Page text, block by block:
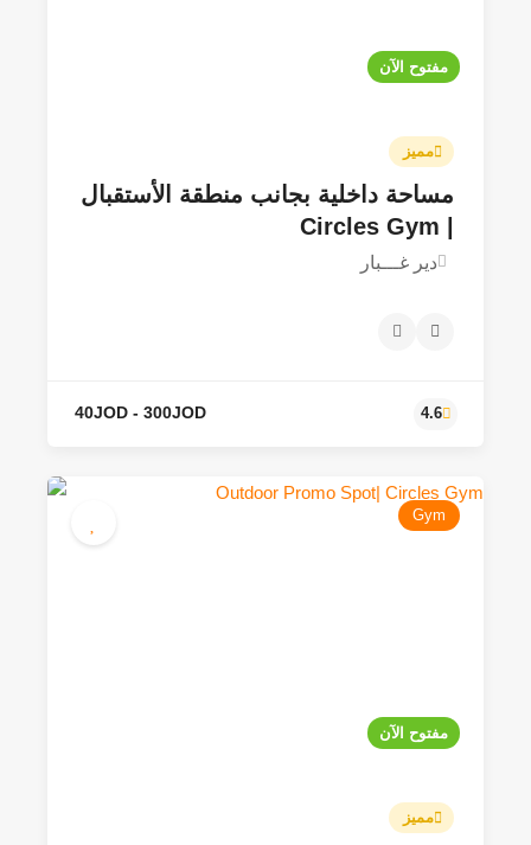
مفتوح الآن
مميز
مساحة داخلية بجانب منطقة الأستقبال
دير غـــبار
مفتوح الآن
Gym
مميز